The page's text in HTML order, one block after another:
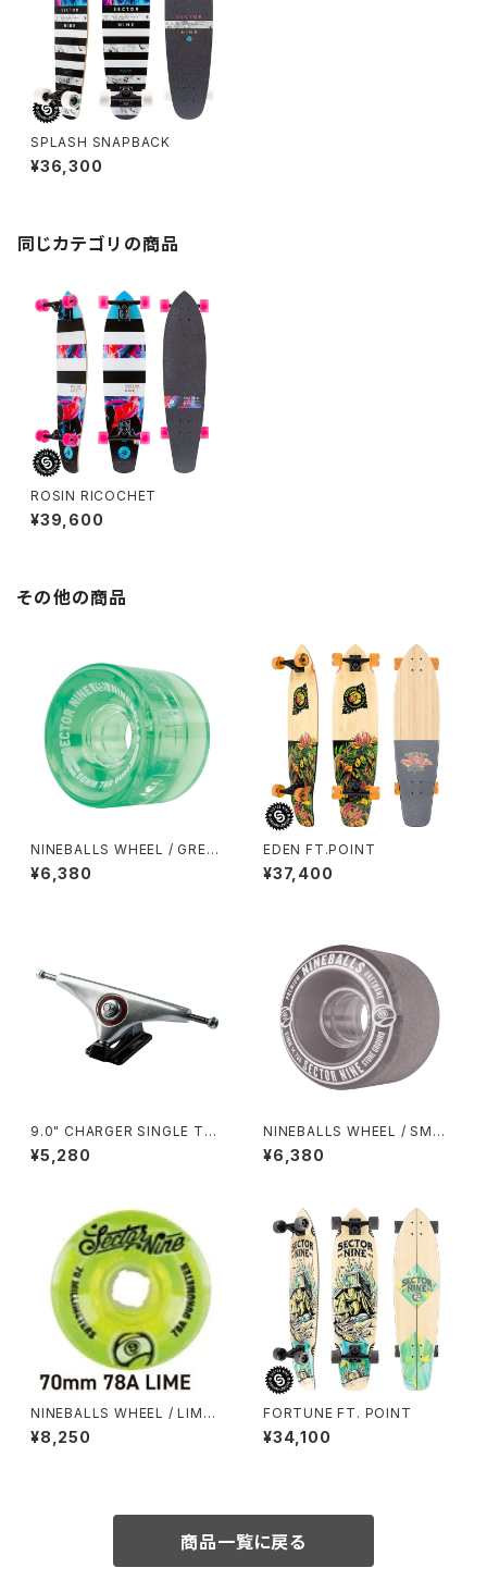
SPLASH SNAPBACK
¥36,300
同じカテゴリの商品
ROSIN RICOCHET
¥39,600
その他の商品
NINEBALLS WHEEL / GREE
N (58mm 78A)
¥6,380
EDEN FT.POINT
¥37,400
9.0" CHARGER SINGLE TR
UCK / SILVER BLACK
¥5,280
NINEBALLS WHEEL / SMOK
E (61mm 78A)
¥6,380
NINEBALLS WHEEL / LIME
(70mm 78A)
¥8,250
FORTUNE FT. POINT
¥34,100
商品一覧に戻る